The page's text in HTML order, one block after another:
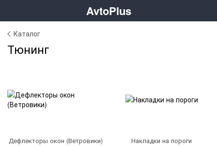
AvtoPlus
Каталог
Тюнинг
Дефлекторы окон (Ветровики) Накладки на пороги